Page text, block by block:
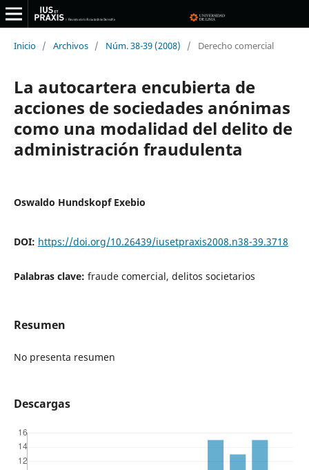
Inicio / Archivos / Núm. 38-39 (2008) / Derecho comercial
La autocartera encubierta de
acciones de sociedades anónimas
como una modalidad del delito de
administración fraudulenta
Oswaldo Hundskopf Exebio
DOI: https://doi.org/10.26439/iusetpraxis2008.n38-39.3718
Palabras clave: fraude comercial, delitos societarios
Resumen
No presenta resumen
Descargas